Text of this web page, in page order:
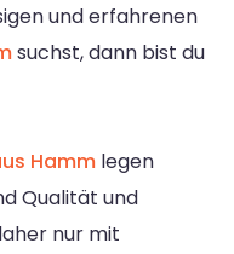
und erfahrenen
suchst, dann bist du
Hamm legen
Qualität und
nur mit